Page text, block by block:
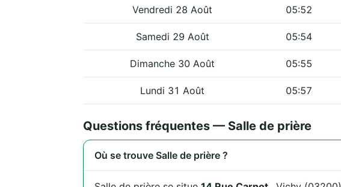
Vendredi 28 Août 05:52
Samedi 29 Août 05:54
Dimanche 30 Août 05:55
Lundi 31 Août 05:57
Questions fréquentes — Salle de prière
Où se trouve Salle de prière ?